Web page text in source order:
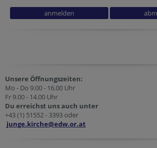
Unsere Öffnungszeiten:
Mo - Do 9.00 - 16.00 Uhr
Fr 9.00 - 14.00 Uhr
Du erreichst uns auch unter
+43 (1) 51552 - 3393 oder
junge.kirche@edw.or.at